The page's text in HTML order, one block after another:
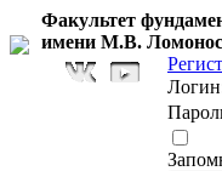
Факультет
имени М.В.